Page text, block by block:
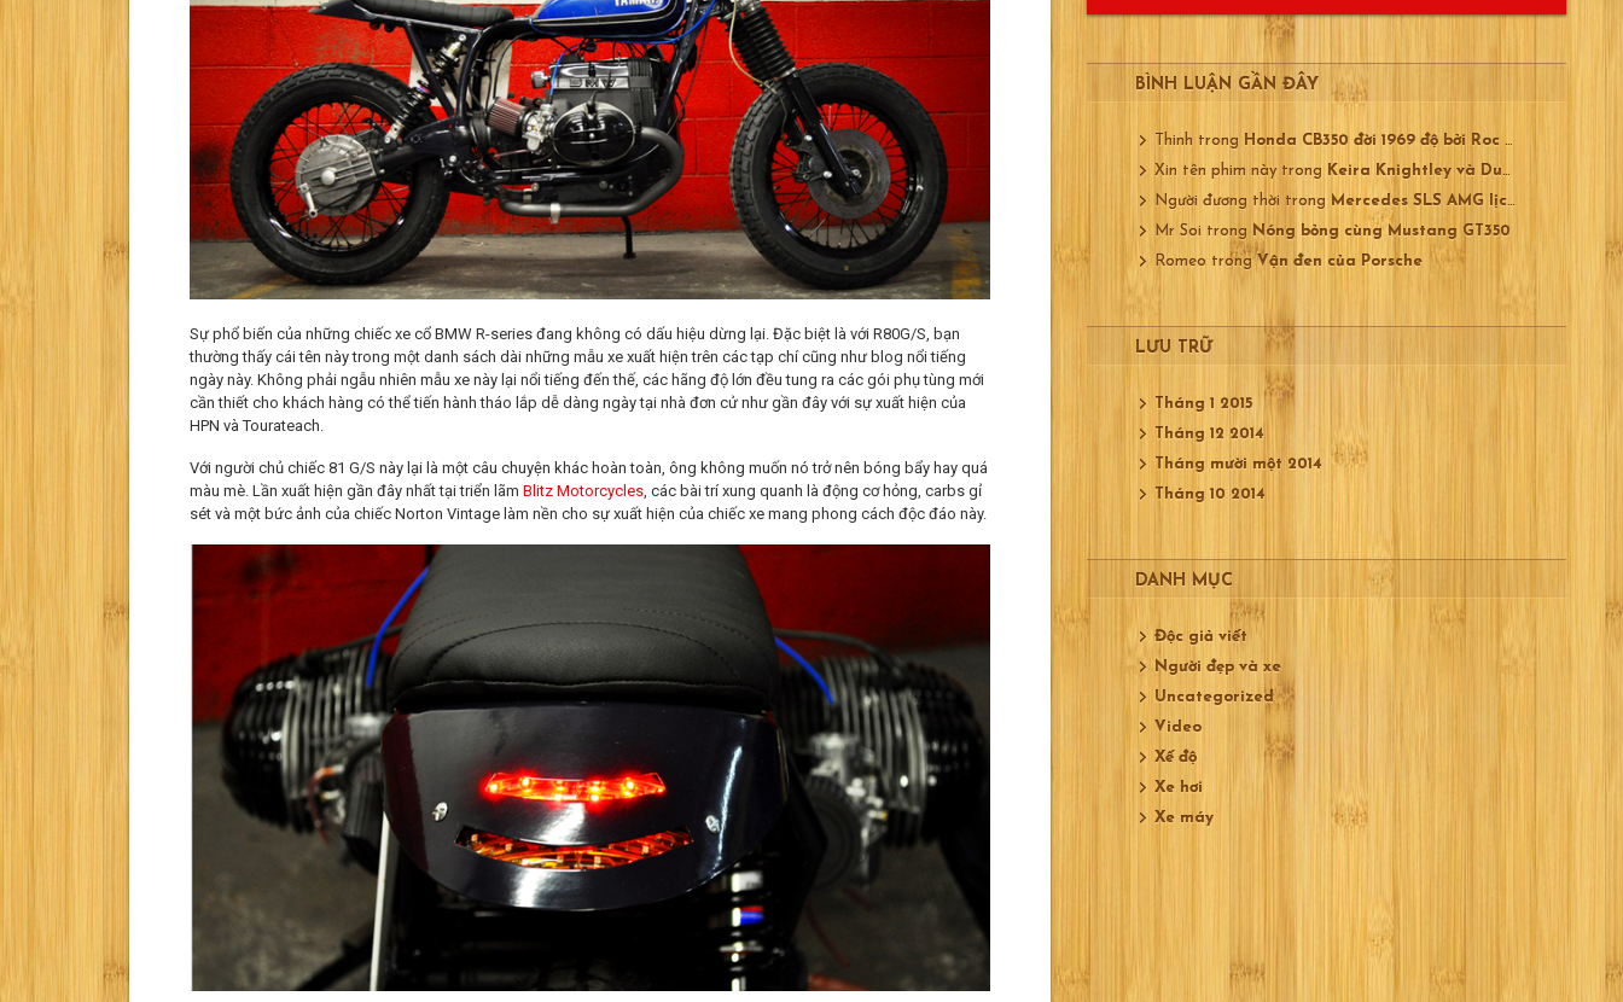
Sự phổ biến của những chiếc xe cổ BMW R-series đang không có dấu hiệu dừng lại. Đặc biệt là với R80G/S, bạn
thường thấy cái tên này trong một danh sách dài những mẫu xe xuất hiện trên các tạp chí cũng như blog nổi tiếng
ngày này. Không phải ngẫu nhiên mẫu xe này lại nổi tiếng đến thế, các hãng độ lớn đều tung ra các gói phụ tùng mới
cần thiết cho khách hàng có thể tiến hành tháo lắp dễ dàng ngày tại nhà đơn cử như gần đây với sự xuất hiện của
HPN và Tourateach.
Với người chủ chiếc 81 G/S này lại là một câu chuyện khác hoàn toàn, ông không muốn nó trở nên bóng bẩy hay quá
màu mè. Lần xuất hiện gần đây nhất tại triển lãm Blitz Motorcycles, các bài trí xung quanh là động cơ hỏng, carbs gỉ
sét và một bức ảnh của chiếc Norton Vintage làm nền cho sự xuất hiện của chiếc xe mang phong cách độc đáo này.
BÌNH LUẬN GẦN ĐÂY
Thinh trong
Honda CB350 đời 1969 độ bởi Roc City
Xin tên phim này trong
Keira Knightley và Ducati 750
Người đương thời trong Mercedes SLS AMG lịch lãm
Mr Soi trong Nóng bỏng cùng Mustang GT350
Romeo trongVận đen của Porsche
LƯU TRỮ
Tháng 1 2015
Tháng 12 2014
Tháng mười một 2014
Tháng 10 2014
DANH MỤC
Độc giả viết
Người đẹp và xe
Uncategorized
Video
Xế độ
Xe hơi
Xe máy